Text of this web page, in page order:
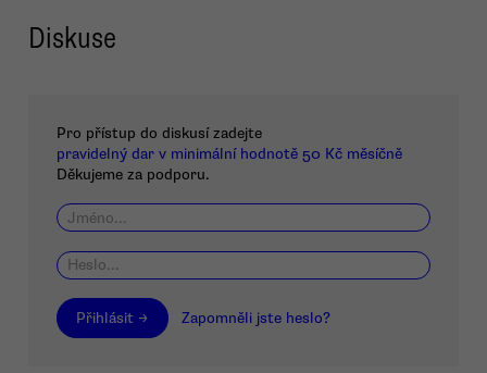
Diskuse
Pro přístup do diskusí zadejte
pravidelný dar v minimální hodnotě 50 Kč měsíčně
Děkujeme za podporu.
Přihlásit → Zapomněli jste heslo?